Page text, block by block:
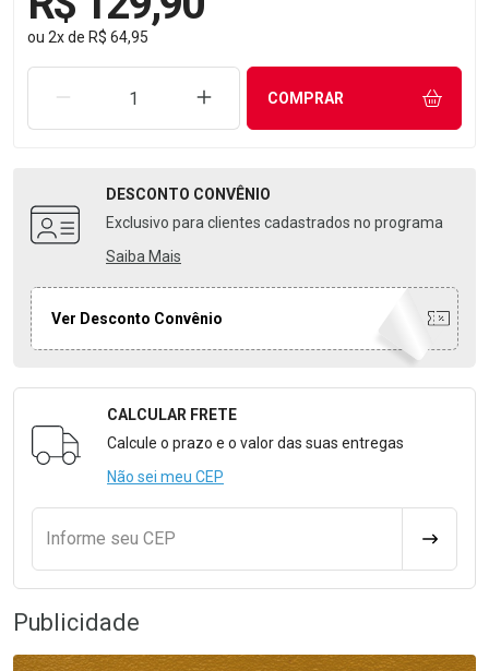
ou 2xde R$ 64,95
REMOVER UMA UNIDADEAUMENTAR UMA UNIDADE
COMPRAR
DESCONTO CONVÊNIO
Exclusivo para clientes cadastrados no programa
Saiba Mais
Ver Desconto Convênio
Formulário para Calcular o Frete
CALCULAR FRETE
Calcule o prazo e o valor das suas entregas
Não sei meu CEP
Informe seu CEP
Publicidade